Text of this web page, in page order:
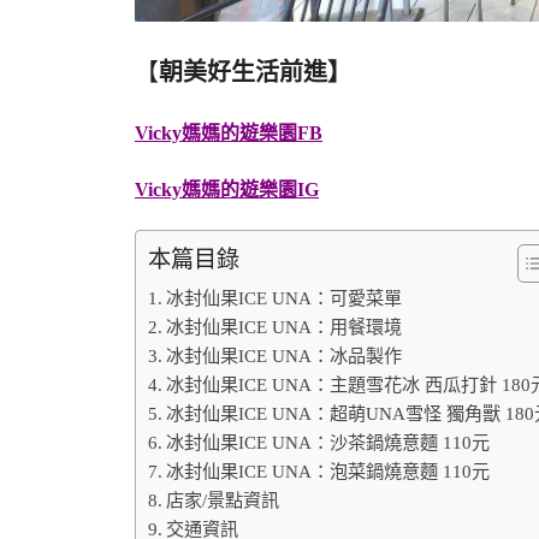
【朝美好生活前進】
Vicky媽媽的遊樂園FB
Vicky媽媽的遊樂園IG
本篇目錄
冰封仙果ICE UNA：可愛菜單
冰封仙果ICE UNA：用餐環境
冰封仙果ICE UNA：冰品製作
冰封仙果ICE UNA：主題雪花冰 西瓜打針 180
冰封仙果ICE UNA：超萌UNA雪怪 獨角獸 180
冰封仙果ICE UNA：沙茶鍋燒意麵 110元
冰封仙果ICE UNA：泡菜鍋燒意麵 110元
店家/景點資訊
交通資訊